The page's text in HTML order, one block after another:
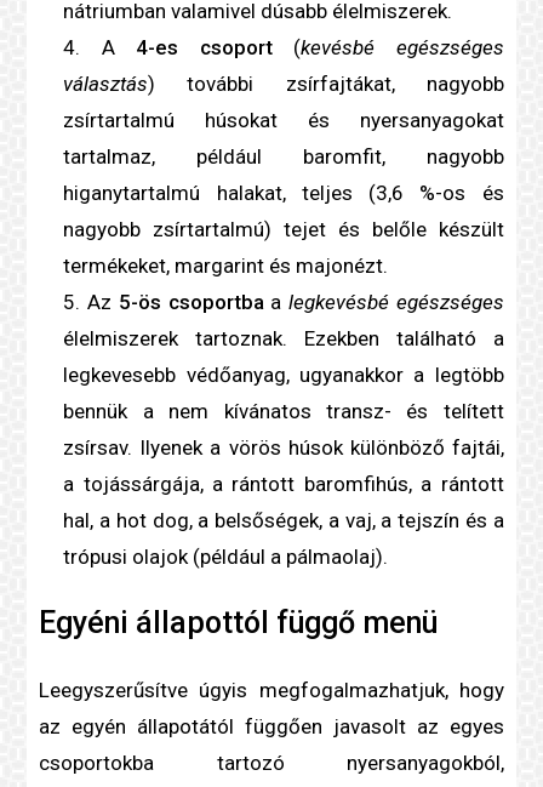
nátriumban valamivel dúsabb élelmiszerek.
A 4-es csoport(kevésbé egészséges
választás) további zsírfajtákat, nagyobb
zsírtartalmú húsokat és nyersanyagokat
tartalmaz, például baromfit, nagyobb
higanytartalmú halakat, teljes (3,6 %-os és
nagyobb zsírtartalmú) tejet és belőle készült
termékeket, margarint és majonézt.
Az 5-ös csoportbaa legkevésbé egészséges
élelmiszerek tartoznak. Ezekben található a
legkevesebb védőanyag, ugyanakkor a legtöbb
bennük a nem kívánatos transz- és telített
zsírsav. Ilyenek a vörös húsok különböző fajtái,
a tojássárgája, a rántott baromfihús, a rántott
hal, a hot dog, a belsőségek, a vaj, a tejszín és a
trópusi olajok (például a pálmaolaj).
Egyéni állapottól függő menü
Leegyszerűsítve úgyis megfogalmazhatjuk, hogy
az egyén állapotától függően javasolt az egyes
csoportokba tartozó nyersanyagokból,